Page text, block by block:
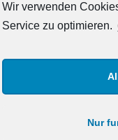
Wir verwenden
Service zu optimieren.
Nur